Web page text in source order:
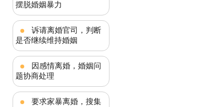
摆脱婚姻暴力
诉请离婚官司，判断
是否继续维持婚姻
因感情离婚，婚姻问
题协商处理
要求家暴离婚，搜集